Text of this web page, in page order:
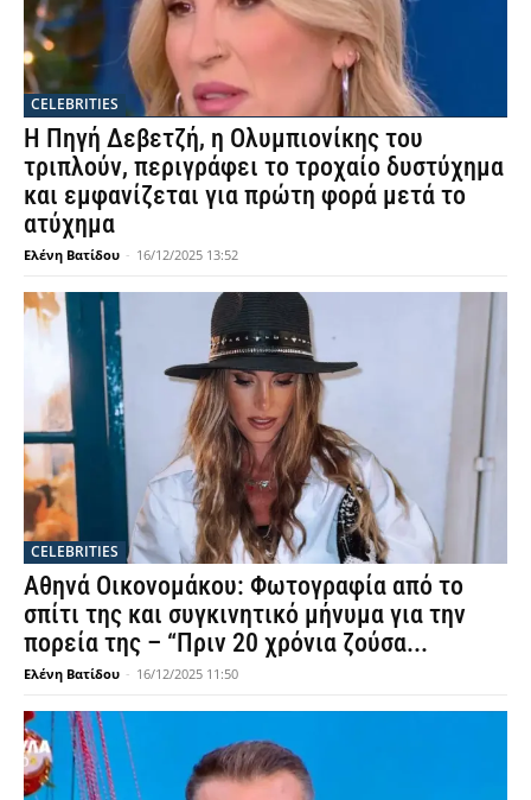
CELEBRITIES
Η Πηγή Δεβετζή, η Ολυμπιονίκης του
τριπλούν, περιγράφει το τροχαίο δυστύχημα
και εμφανίζεται για πρώτη φορά μετά το
ατύχημα
Ελένη Βατίδου - 16/12/2025 13:52
CELEBRITIES
Αθηνά Οικονομάκου: Φωτογραφία από το
σπίτι της και συγκινητικό μήνυμα για την
πορεία της – “Πριν 20 χρόνια ζούσα...
Ελένη Βατίδου - 16/12/2025 11:50